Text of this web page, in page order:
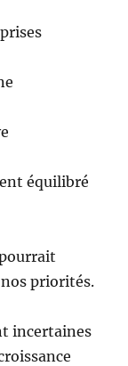
équilibré
priorités.
incertaines